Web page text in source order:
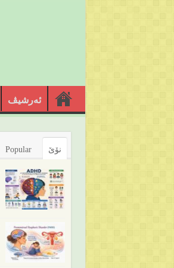
ئەرشیڤ
نۆێ Popular